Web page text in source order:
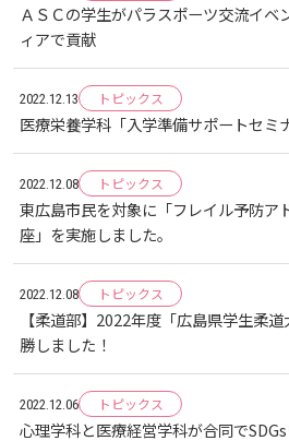
将来像
教育に関する基本方針
アドミッション・ポリシー
アドミッション・ポリシー
生）
アドミッション・ポリシー
カリキュラム・ポリシー
カリキュラム・ポリシー（
カリキュラム・ポリシー（
ディプロマ・ポリシー
ディプロマ・ポリシー（
沿革
研究者要覧
大学基礎データ
学費・入学金等費用について
学生生活支援について
就職支援について
動物実験に関する情報につ
規定・教育課程・シラバス
広島国際大学施設等貸与内規
別表第1・第2 様式第1・第2
広島国際大学倫理委員会規定
施設案内
施設紹介
東広島・呉キャンパス施設
施設を動画で紹介
キャンパスの歴史を振り返る
大学広報
プレスリリース
SNS公式アカウント
ハラスメントについて
職の種BOOK
資料請求
窓口での資料受取りについて
関連情報
交通アクセス
学園・姉妹校のご案内
お問い合わせ
総合リハビリテーション学部
健康スポーツ学部
健康科学部
看護学部
薬学部
医療科学研究科
保健医療学専攻
リハビリテーション学専攻
健康科学研究科
医療福祉学専攻
心理学専攻
看護学研究科
助産学専攻科
就職・キャリア支援
就職支援
就業力育成プログラム
開講講座
受講申込方法
就職データ
キャリア支援係利用案内
産官学連携
研究連携相談
研究者情報（学会賞・研究
公的研究費の責任体系につい
地域連携
公開講座
公開講座 過去の開講コース
高大連携
子ども向け体験講座
国際化ビジョン
海外研修情報
ＡＳＣの学生がパラスポーツ交流イベ
ィアで貢献
2022.12.13 トピックス
医療栄養学科「入学準備サポートセミ
2022.12.08 トピックス
東広島市民を対象に「フレイル予防ア
座」を実施しました。
2022.12.08 トピックス
【柔道部】2022年度「広島県学生柔
勝しました！
2022.12.06 トピックス
心理学科と医療経営学科が合同で
2021
2022
2021
2019
2018
2017
2024
2024
2023
2026
2025
2023
2022
2021